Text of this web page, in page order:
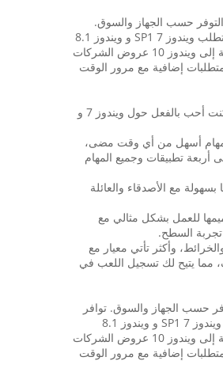
إمكانية التوفر حسب الجهاز والسوق.
توافر ويندوز 10 ترقية لأجهزة ويندوز فون 8.1 قد تختلف من قبل أوم، مشغل للهاتف المحمول أو الناقل. يجب أن تكون الأجهزة متصلة بالإنترنت وتم تمكين ويندوز أوبديت. يتطلب ويندوز 7 SP1 و ويندوز 8.1
أوبديت. بعض الإصدارات مستبعدة: ويندوز 7 إنتيربريس و ويندوز 8 / 8.1 إنتيربريس و ويندوز رت / رت 8.1. عملاء ضمان البرنامج النشط في الترخيص حجم لديها فائدة للترقية إلى ويندوز 10 عروض الشركات
قم بزيارة موقع الويب الخاص بالشركة المصنعة للجهاز وصفحة مواصفات ويندوز 10. قد يتم تطبيق متطلبات إضافية مع مرور الوقت
الحصول على ويندوز الجديد والمحسن عند الترقية إلى ويندوز 10. سوف تكتشف قريبا أن ويندوز 10 هو مألوف لمستخدمي ويندوز، ولكن تجربة أكثر تخصيصا أن يأخذ كل ما كنت أحب بالفعل حول ويندوز 7 و
المهام أسهل من أي وقت مضى،
تطبيقات وجميع المهام
بسهولة مع الأصدقاء والعائلة
للعمل بشكل مثالي مع
والخرائط، وأكثر تأتي معيار مع
ويندوز 10 الخاص بك المصاحبة مع إكس بوكس ​​لايف، مما يتيح لك تسجيل اللعب في
التوفر حسب الجهاز والسوق. توافر
ويندوز 10 ترقية لأجهزة ويندوز فون 8.1 قد تختلف من قبل أوم، مشغل للهاتف المحمول أو الناقل. يجب أن تكون الأجهزة متصلة بالإنترنت وتم تمكين ويندوز أوبديت. يتطلب ويندوز 7 SP1 و ويندوز 8.1
أوبديت. بعض الإصدارات مستبعدة: ويندوز 7 إنتيربريس و ويندوز 8 / 8.1 إنتيربريس و ويندوز رت / رت 8.1. عملاء ضمان البرنامج النشط في الترخيص حجم لديها فائدة للترقية إلى ويندوز 10 عروض الشركات
قم بزيارة موقع الويب الخاص بالشركة المصنعة للجهاز وصفحة مواصفات ويندوز 10. قد يتم تطبيق متطلبات إضافية مع مرور الوقت